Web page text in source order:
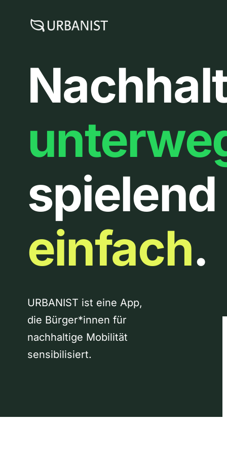
spielend
einfach.
URBANIST ist eine App,
die Bürger*innen für
nachhaltige Mobilität
sensibilisiert.